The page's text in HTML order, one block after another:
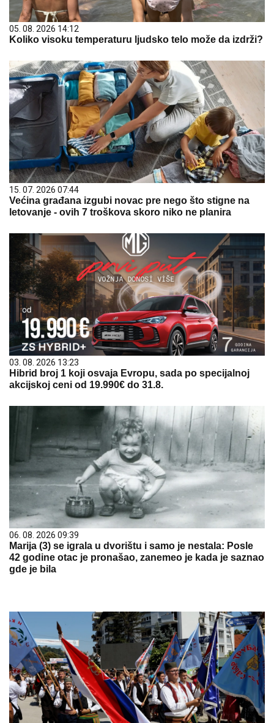
05. 08. 2026 14:12
Koliko visoku temperaturu ljudsko telo može da izdrži?
15. 07. 2026 07:44
Većina građana izgubi novac pre nego što stigne na
letovanje - ovih 7 troškova skoro niko ne planira
03. 08. 2026 13:23
Hibrid broj 1 koji osvaja Evropu, sada po specijalnoj
akcijskoj ceni od 19.990€ do 31.8.
06. 08. 2026 09:39
Marija (3) se igrala u dvorištu i samo je nestala: Posle
42 godine otac je pronašao, zanemeo je kada je saznao
gde je bila